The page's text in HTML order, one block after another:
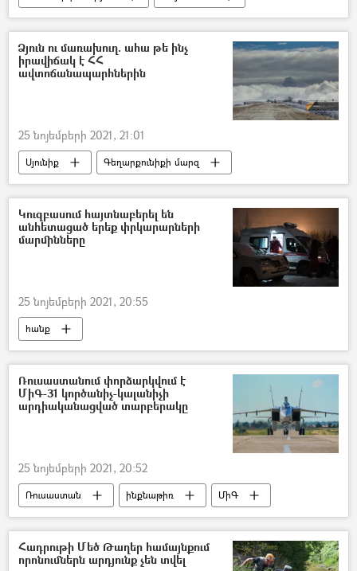
Միավորված ազգերի կազմակերպություն (ՄԱԿ)
Վահե Ղազարյան
պարեկային ծառայություն
Ձյուն ու մառախուղ. ահա թե ինչ
իրավիճակ է ՀՀ
ավտոճանապարհներին
25 նոյեմբերի 2021, 21:01
Սյունիք
Գեղարքունիքի մարզ
ձյուն
Աշոցք
Քաջարան
ՀՀ արտակարգ իրավիճակների նախարարություն (ԱԻՆ)
Կուզբասում հայտնաբերել են
անհետացած երեք փրկարարների
մարմինները
25 նոյեմբերի 2021, 20:55
հանք
Վթար, պատահար, սպանություն, գողություն
Մահ
Դժբախտ պատահար
Փլուզում
փրկարար
Ռուսաստանում փորձարկվում է
ՄիԳ-31 կործանիչ-կալանիչի
արդիականացված տարբերակը
25 նոյեմբերի 2021, 20:52
Ռուսաստան ինքնաթիռ ՄիԳ
Հադրութի Մեծ Թաղեր համայնքում
որոնումներն արդյունք չեն տվել